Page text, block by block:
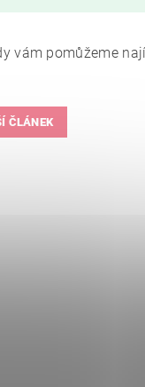
vám pomůžeme
ČLÁNEK